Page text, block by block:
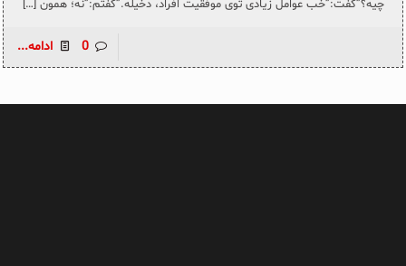
چیه؟”گفت:”خب عوامل زیادی توی‌ موفقیت افراد، دخیله.”گفتم:”نه؛ همون […]
0 ادامه...